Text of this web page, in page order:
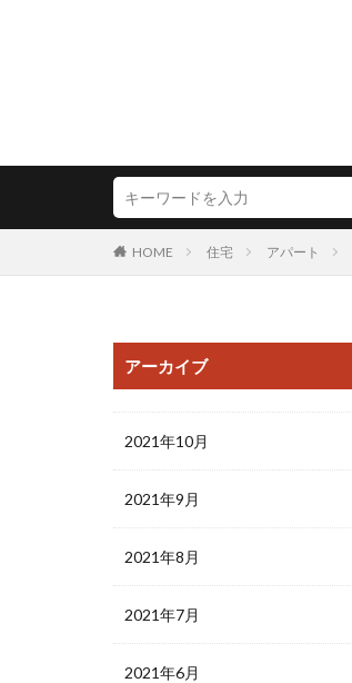
HOME 住宅 アパート
アーカイブ
2021年10月
2021年9月
2021年8月
2021年7月
2021年6月